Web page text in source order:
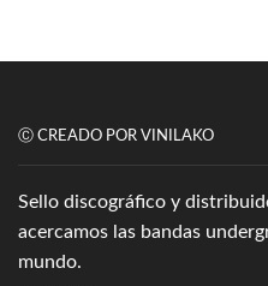
Ⓒ CREADO POR VINILAKO
Sello discográfico y
acercamos las bandas
mundo.